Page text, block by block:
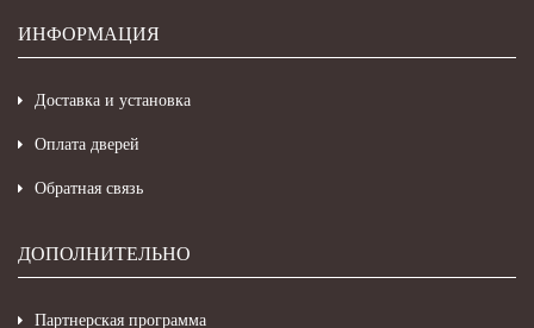
ИНФОРМАЦИЯ
Доставка и установка
Оплата дверей
Обратная связь
ДОПОЛНИТЕЛЬНО
Партнерская программа